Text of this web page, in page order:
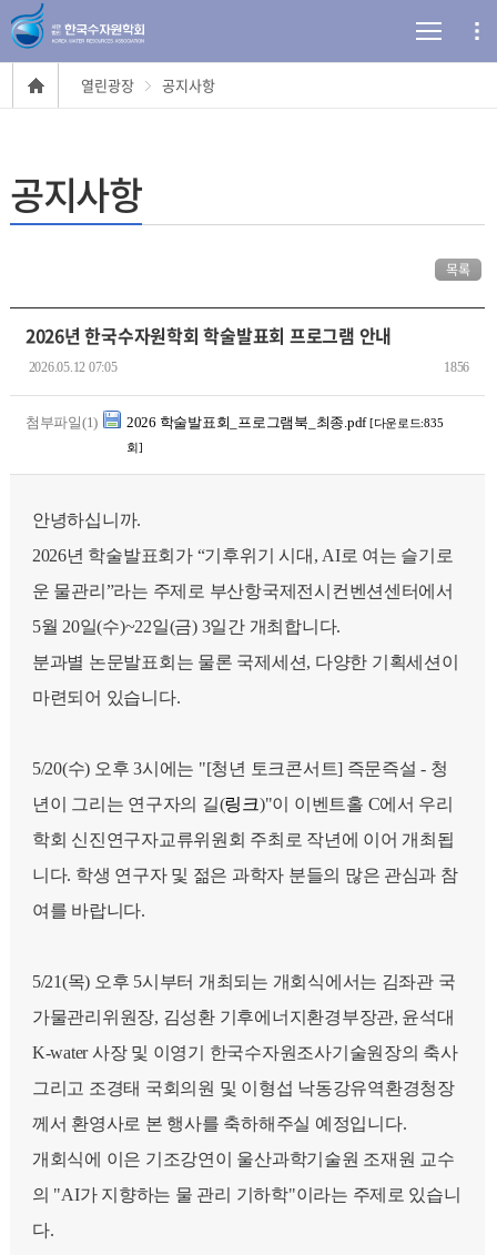
열린광장 공지사항
공지사항
목록
2026년 한국수자원학회 학술발표회 프로그램 안내
2026.05.12 07:05 1856
첨부파일(1) 2026 학술발표회_프로그램북_최종.pdf[다운로드:835
회]
안녕하십니까.
2026년 학술발표회가 “기후위기 시대, AI로 여는 슬기로
운 물관리”라는 주제로 부산항국제전시컨벤션센터에서
5월 20일(수)~22일(금) 3일간 개최합니다.
분과별 논문발표회는 물론 국제세션, 다양한 기획세션이
마련되어 있습니다.
5/20(수) 오후 3시에는 "[청년 토크콘서트] 즉문즉설 - 청
년이 그리는 연구자의 길(링크)"이 이벤트홀 C에서 우리
학회 신진연구자교류위원회 주최로 작년에 이어 개최됩
니다. 학생 연구자 및 젊은 과학자 분들의 많은 관심과 참
여를 바랍니다.
5/21(목) 오후 5시부터 개최되는 개회식에서는 김좌관 국
가물관리위원장, 김성환 기후에너지환경부장관, 윤석대
K-water 사장 및 이영기 한국수자원조사기술원장의 축사
그리고 조경태 국회의원 및 이형섭 낙동강유역환경청장
께서 환영사로 본 행사를 축하해주실 예정입니다.
개회식에 이은 기조강연이 울산과학기술원 조재원 교수
의 "AI가 지향하는 물 관리 기하학"이라는 주제로 있습니
다.